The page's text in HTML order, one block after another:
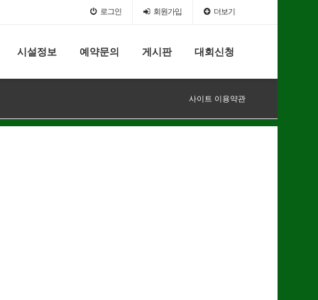
로그인 회원가입 더보기
시설정보 예약문의 게시판 대회신청
사이트 이용약관